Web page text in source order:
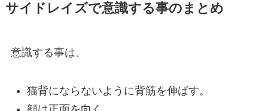
サイドレイズで意識する事のまとめ
意識する事は、
猫背にならないように背筋を伸ばす。